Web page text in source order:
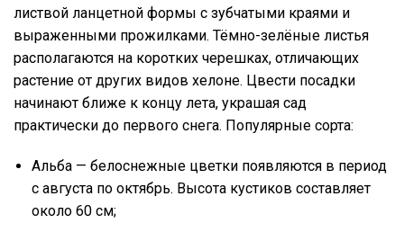
листвой ланцетной формы с зубчатыми краями и
выраженными прожилками. Тёмно-зелёные листья
располагаются на коротких черешках, отличающих
растение от других видов хелоне. Цвести посадки
начинают ближе к концу лета, украшая сад
практически до первого снега. Популярные сорта:
Альба — белоснежные цветки появляются в период
с августа по октябрь. Высота кустиков составляет
около 60 см;